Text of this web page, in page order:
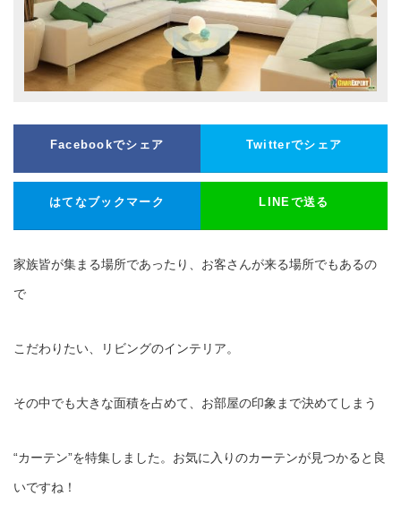
Facebookでシェア Twitterでシェア
はてなブックマーク LINEで送る
家族皆が集まる場所であったり、お客さんが来る場所でもあるの
で
こだわりたい、リビングのインテリア。
その中でも大きな面積を占めて、お部屋の印象まで決めてしまう
“カーテン”を特集しました。お気に入りのカーテンが見つかると良
いですね！